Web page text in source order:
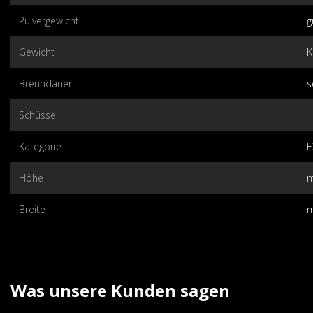
Pulvergewicht
Gewicht
Brenndauer
Schüsse
Kategorie
Höhe
Breite
Was unsere Kunden sagen